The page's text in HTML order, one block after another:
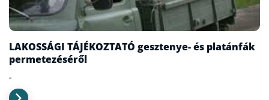
LAKOSSÁGI TÁJÉKOZTATÓ gesztenye- és platánfák
permetezéséről
-